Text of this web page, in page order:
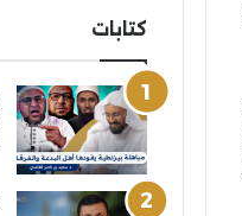
كتابات